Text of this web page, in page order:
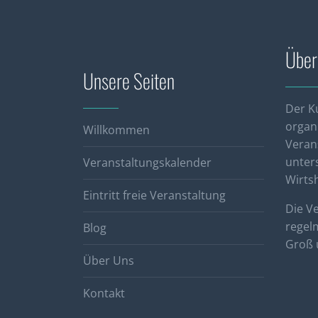
Unsere Seiten
Willkommen
Veranstaltungskalender
Eintritt freie Veranstaltung
Blog
Über Uns
Kontakt
Der
Die
Groß